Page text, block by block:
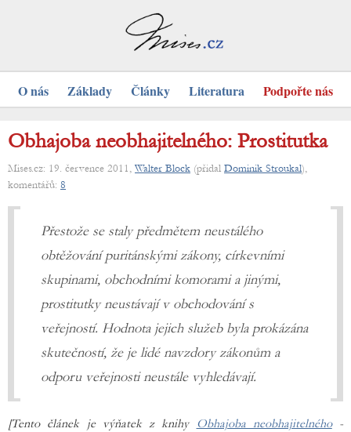
O nás Základy Články Literatura Podpořte nás
Obhajoba neobhajitelného: Prostitutka
Mises.cz: 19. července 2011, Walter Block (přidal Dominik Stroukal),
komentářů: 8
Přestože se staly předmětem neustálého
obtěžování puritánskými zákony, církevními
skupinami, obchodními komorami a jinými,
prostitutky neustávají v obchodování s
veřejností. Hodnota jejich služeb byla prokázána
skutečností, že je lidé navzdory zákonům a
odporu veřejnosti neustále vyhledávají.
[Tento článek je výňatek z knihy Obhajoba neobhajitelného-